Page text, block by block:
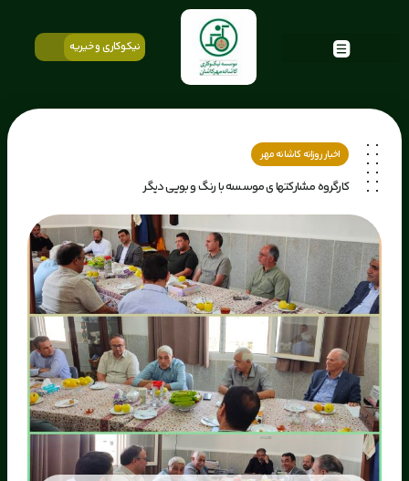
نیکوکاری و خیریه
اخبار روزانه کاشانه مهر
کارگروه مشارکتها ی موسسه با رنگ و بویی دیگر